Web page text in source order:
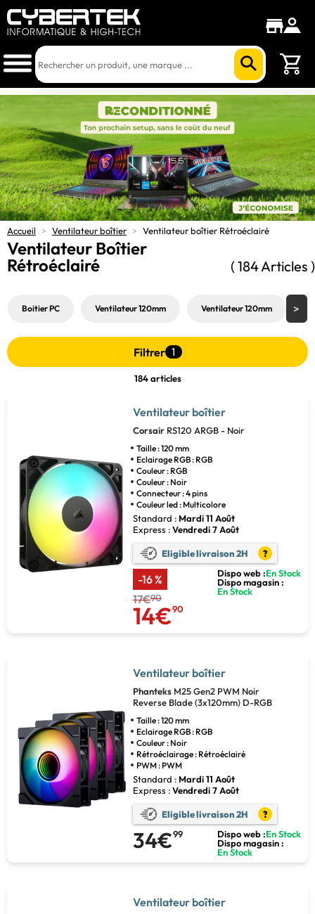
Accueil > Ventilateur boîtier > Ventilateur boîtier Rétroéclairé
Ventilateur Boîtier
Rétroéclairé
( 184 Articles )
Boitier PC Ventilateur 120mm Ventilateur 120mm
Filtrer 1
184 articles
Ventilateur boîtier
Corsair RS120 ARGB - Noir
Taille : 120 mm
Eclairage RGB : RGB
Couleur : RGB
Couleur : Noir
Connecteur : 4 pins
Couleur led : Multicolore
Standard : Mardi 11 Août
Express :Vendredi 7 Août
Eligible livraison 2H ?
-16 %
17€90
14€90
Dispo web :En Stock
Dispo magasin :
En Stock
Ventilateur boîtier
Phanteks M25 Gen2 PWM Noir
Reverse Blade (3x120mm) D-RGB
Taille : 120 mm
Eclairage RGB : RGB
Couleur : Noir
Rétroéclairage : Rétroéclairé
PWM : PWM
Standard : Mardi 11 Août
Express :Vendredi 7 Août
Eligible livraison 2H ?
34€99 Dispo web :En Stock
Dispo magasin :
En Stock
Ventilateur boîtier